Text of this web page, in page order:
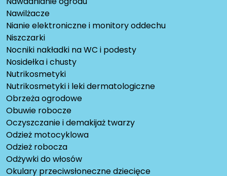
Nawilżacze
Nianie elektroniczne i monitory oddechu
Niszczarki
Nocniki nakładki na WC i podesty
Nosidełka i chusty
Nutrikosmetyki
Nutrikosmetyki i leki dermatologiczne
Obrzeża ogrodowe
Obuwie robocze
Oczyszczanie i demakijaż twarzy
Odzież motocyklowa
Odzież robocza
Odżywki do włosów
Okulary przeciwsłoneczne dziecięce